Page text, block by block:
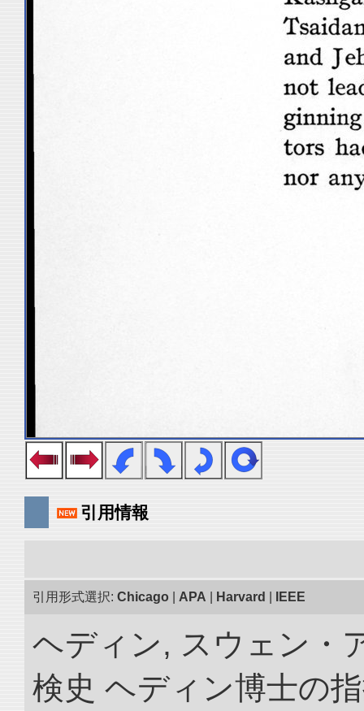
引用情報
引用形式選択: Chicago APA Harvard IEEE
ヘディン, スウェン・
検史 ヘディン博士の